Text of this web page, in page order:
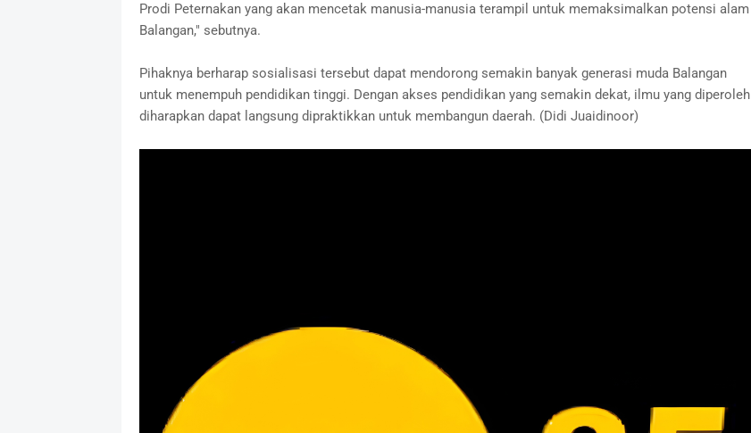
Prodi Peternakan yang akan mencetak manusia-manusia terampil untuk memaksimalkan potensi alam
Balangan," sebutnya.
Pihaknya berharap sosialisasi tersebut dapat mendorong semakin banyak generasi muda Balangan
untuk menempuh pendidikan tinggi. Dengan akses pendidikan yang semakin dekat, ilmu yang diperoleh
diharapkan dapat langsung dipraktikkan untuk membangun daerah. (Didi Juaidinoor)